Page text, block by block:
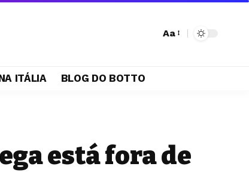
Aa
ITÁLIA BLOG DO BOTTO
está fora de